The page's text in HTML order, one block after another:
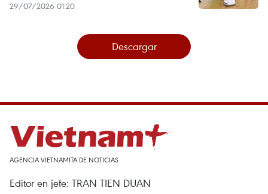
29/07/2026 01:20
Descargar
AGENCIA VIETNAMITA DE NOTICIAS
Editor en jefe: TRAN TIEN DUAN